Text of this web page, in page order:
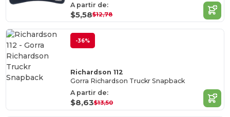
A partir de:
$5,58$12,78
-36%
Richardson 112
Gorra Richardson Truckr Snapback
A partir de:
$8,63$13,50